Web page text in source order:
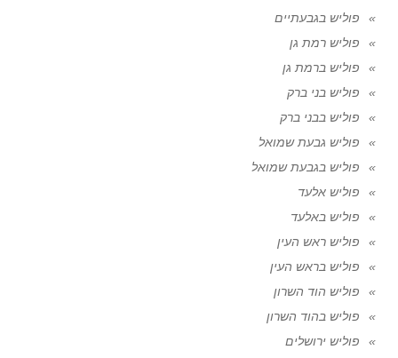
פוליש בגבעתיים
פוליש רמת גן
פוליש ברמת גן
פוליש בני ברק
פוליש בבני ברק
פוליש גבעת שמואל
פוליש בגבעת שמואל
פוליש אלעד
פוליש באלעד
פוליש ראש העין
פוליש בראש העין
פוליש הוד השרון
פוליש בהוד השרון
פוליש ירושלים